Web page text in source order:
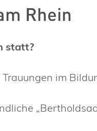
Rhein
statt?
im